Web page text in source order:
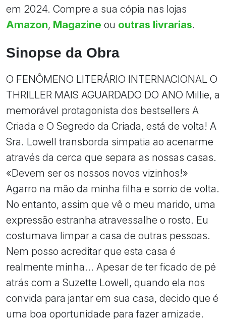
em 2024. Compre a sua cópia nas lojas
Amazon, Magazine ou outras livrarias.
Sinopse da Obra
O FENÔMENO LITERÁRIO INTERNACIONAL O
THRILLER MAIS AGUARDADO DO ANO Millie, a
memorável protagonista dos bestsellers A
Criada e O Segredo da Criada, está de volta! A
Sra. Lowell transborda simpatia ao acenarme
através da cerca que separa as nossas casas.
«Devem ser os nossos novos vizinhos!»
Agarro na mão da minha filha e sorrio de volta.
No entanto, assim que vê o meu marido, uma
expressão estranha atravessalhe o rosto. Eu
costumava limpar a casa de outras pessoas.
Nem posso acreditar que esta casa é
realmente minha... Apesar de ter ficado de pé
atrás com a Suzette Lowell, quando ela nos
convida para jantar em sua casa, decido que é
uma boa oportunidade para fazer amizade.